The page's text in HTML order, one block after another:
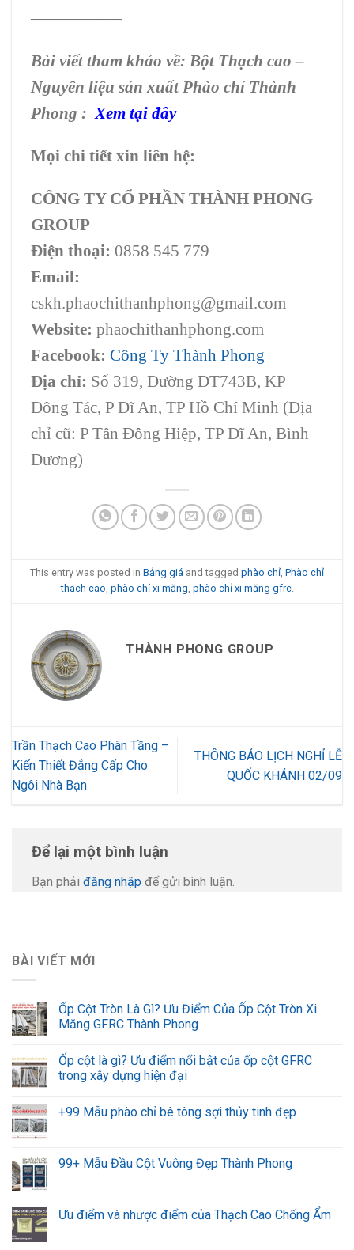
—————–
Bài viết tham khảo về: Bột Thạch cao –
Nguyên liệu sản xuất Phào chỉ Thành
Phong : Xem tại đây
Mọi chi tiết xin liên hệ:
CÔNG TY CỔ PHẦN THÀNH PHONG
GROUP
Điện thoại: 0858 545 779
Email:
cskh.phaochithanhphong@gmail.com
Website: phaochithanhphong.com
Facebook: Công Ty Thành Phong
Địa chỉ: Số 319, Đường DT743B, KP
Đông Tác, P Dĩ An, TP Hồ Chí Minh (Địa
chỉ cũ: P Tân Đông Hiệp, TP Dĩ An, Bình
Dương)
This entry was posted in Bảng giá and tagged phào chỉ, Phào chỉ
thach cao, phào chỉ xi măng, phào chỉ xi măng gfrc.
THÀNH PHONG GROUP
Trần Thạch Cao Phân Tầng –
Kiến Thiết Đẳng Cấp Cho
Ngôi Nhà Bạn
THÔNG BÁO LỊCH NGHỈ LỄ
QUỐC KHÁNH 02/09
Để lại một bình luận
Bạn phải đăng nhập để gửi bình luận.
BÀI VIẾT MỚI
Ốp Cột Tròn Là Gì? Ưu Điểm Của Ốp Cột Tròn Xi
Măng GFRC Thành Phong
Ốp cột là gì? Ưu điểm nổi bật của ốp cột GFRC
trong xây dựng hiện đại
+99 Mẫu phào chỉ bê tông sợi thủy tinh đẹp
99+ Mẫu Đầu Cột Vuông Đẹp Thành Phong
Ưu điểm và nhược điểm của Thạch Cao Chống Ẩm